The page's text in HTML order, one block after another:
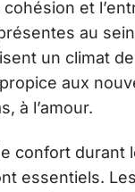
et
au
un climat
aux
à l’amour.
confort durant
essentiels.